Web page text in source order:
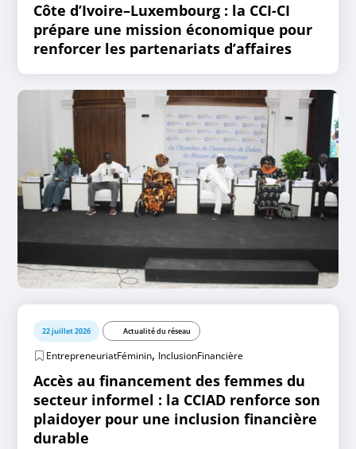
Côte d’Ivoire–Luxembourg : la CCI-CI
prépare une mission économique pour
renforcer les partenariats d’affaires
22 juillet 2026 Actualité du réseau
EntrepreneuriatFéminin, InclusionFinancière
Accès au financement des femmes du
secteur informel : la CCIAD renforce son
plaidoyer pour une inclusion financière
durable